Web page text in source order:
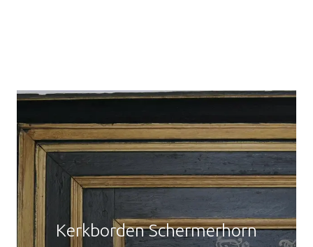
Kerkborden Schermerhorn